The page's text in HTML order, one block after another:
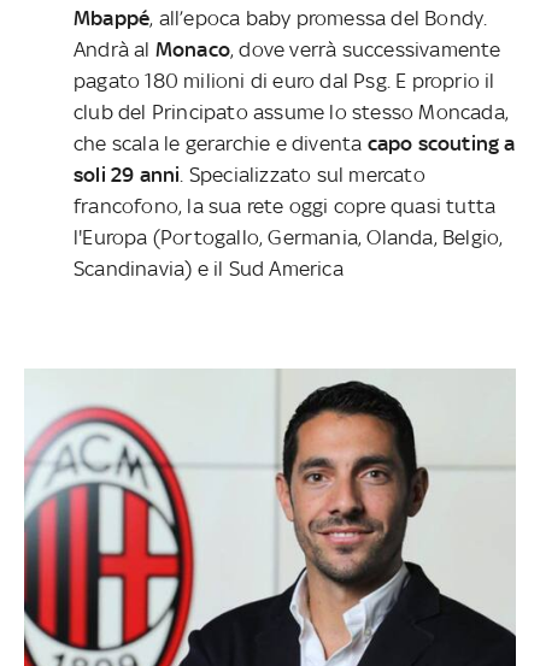
Mbappé, all’epoca baby promessa del Bondy.
Andrà al Monaco, dove verrà successivamente
pagato 180 milioni di euro dal Psg. E proprio il
club del Principato assume lo stesso Moncada,
che scala le gerarchie e diventa capo scouting a
soli 29 anni . Specializzato sul mercato
francofono, la sua rete oggi copre quasi tutta
l'Europa (Portogallo, Germania, Olanda, Belgio,
Scandinavia) e il Sud America